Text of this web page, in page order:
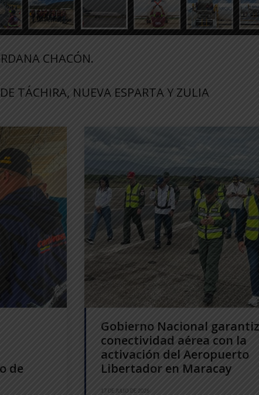
CHACÓN.
TÁCHIRA, NUEVA ESPARTA Y ZULIA
de
Gobierno Nacional
conectividad aérea con la
activación del Aeropuerto
Libertador en Maracay
17 DE JULIO DE 2026